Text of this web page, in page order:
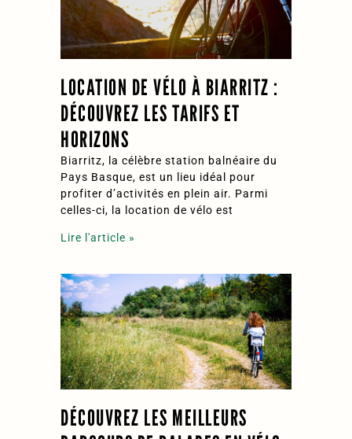
LOCATION DE VÉLO À BIARRITZ :
DÉCOUVREZ LES TARIFS ET
HORIZONS
Biarritz, la célèbre station balnéaire du
Pays Basque, est un lieu idéal pour
profiter d’activités en plein air. Parmi
celles-ci, la location de vélo est
Lire l'article »
DÉCOUVREZ LES MEILLEURS